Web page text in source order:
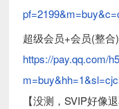
超级会员+会员(整合)
https://pay.qq.com/
【没测，SVIP好像退